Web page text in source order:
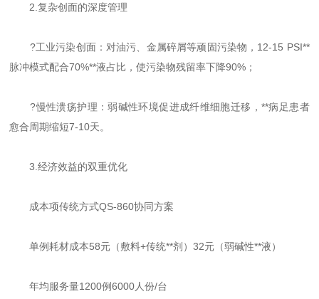
2.复杂创面的深度管理
?工业污染创面：对油污、金属碎屑等顽固污染物，12-15 PSI**
脉冲模式配合70%**液占比，使污染物残留率下降90%；
?慢性溃疡护理：弱碱性环境促进成纤维细胞迁移，**病足患者
愈合周期缩短7-10天。
3.经济效益的双重优化
成本项传统方式QS-860协同方案
单例耗材成本58元（敷料+传统**剂）32元（弱碱性**液）
年均服务量1200例6000人份/台